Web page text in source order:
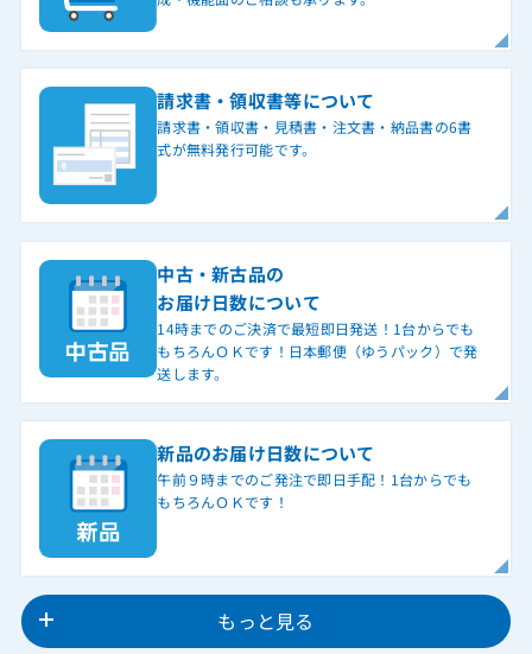
請求書・領収書等について
請求書・領収書・見積書・注文書・納品書の6書
式が無料発行可能です。
中古・新古品の
お届け日数について
14時までのご決済で最短即日発送！1台からでも
もちろんＯＫです！日本郵便（ゆうパック）で発
送します。
新品のお届け日数について
午前９時までのご発注で即日手配！1台からでも
もちろんＯＫです！
もっと見る